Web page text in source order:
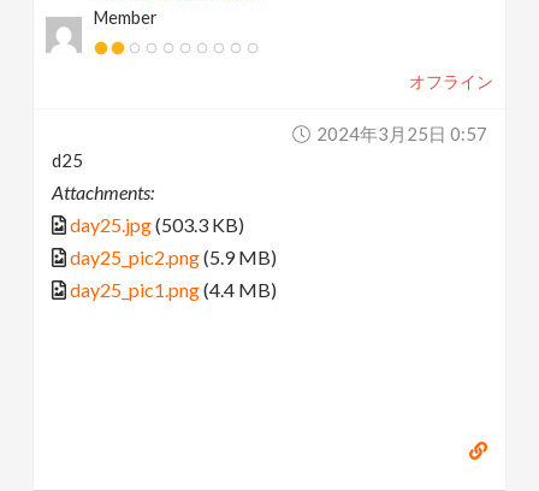
Member
オフライン
2024年3月25日 0:57
d25
Attachments:
day25.jpg(503.3 KB)
day25_pic2.png(5.9 MB)
day25_pic1.png(4.4 MB)